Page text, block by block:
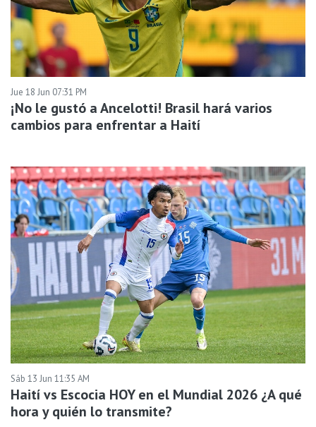
Jue 18 Jun 07:31 PM
¡No le gustó a Ancelotti! Brasil hará varios
cambios para enfrentar a Haití
Sáb 13 Jun 11:35 AM
Haití vs Escocia HOY en el Mundial 2026 ¿A qué
hora y quién lo transmite?